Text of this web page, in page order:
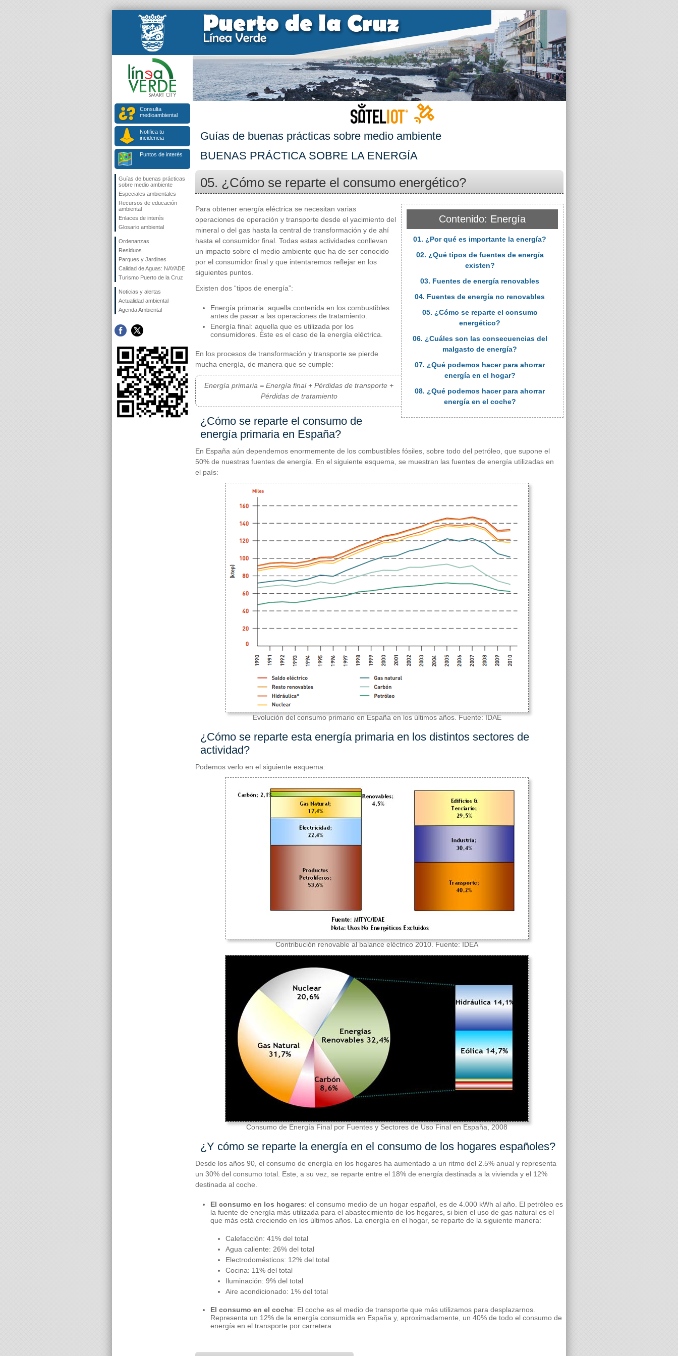
Consulta
medioambiental
Notifica tu
incidencia
Puntos de interés
Guías de buenas prácticas
sobre medio ambiente
Especiales ambientales
Recursos de educación
ambiental
Enlaces de interés
Glosario ambiental
Ordenanzas
Residuos
Parques y Jardines
Calidad de Aguas: NAYADE
Turismo Puerto de la Cruz
Noticias y alertas
Actualidad ambiental
Agenda Ambiental
Guías de buenas prácticas sobre medio ambiente
BUENAS PRÁCTICA SOBRE LA ENERGÍA
05. ¿Cómo se reparte el consumo energético?
Contenido: Energía
01. ¿Por qué es importante la energía?
02. ¿Qué tipos de fuentes de energía
existen?
03. Fuentes de energía renovables
04. Fuentes de energía no renovables
05. ¿Cómo se reparte el consumo
energético?
06. ¿Cuáles son las consecuencias del
malgasto de energía?
07. ¿Qué podemos hacer para ahorrar
energía en el hogar?
08. ¿Qué podemos hacer para ahorrar
energía en el coche?
Para obtener energía eléctrica se necesitan varias
operaciones de operación y transporte desde el yacimiento del
mineral o del gas hasta la central de transformación y de ahí
hasta el consumidor final. Todas estas actividades conllevan
un impacto sobre el medio ambiente que ha de ser conocido
por el consumidor final y que intentaremos reflejar en los
siguientes puntos.
Existen dos “tipos de energía”:
Energía primaria: aquella contenida en los combustibles
antes de pasar a las operaciones de tratamiento.
Energía final: aquella que es utilizada por los
consumidores. Éste es el caso de la energía eléctrica.
En los procesos de transformación y transporte se pierde
mucha energía, de manera que se cumple:
Energía primaria = Energía final + Pérdidas de transporte +
Pérdidas de tratamiento
¿Cómo se reparte el consumo de
energía primaria en España?
En España aún dependemos enormemente de los combustibles fósiles, sobre todo del petróleo, que supone el
50% de nuestras fuentes de energía. En el siguiente esquema, se muestran las fuentes de energía utilizadas en
el país:
Evolución del consumo primario en España en los últimos años. Fuente: IDAE
¿Cómo se reparte esta energía primaria en los distintos sectores de
actividad?
Podemos verlo en el siguiente esquema:
Contribución renovable al balance eléctrico 2010. Fuente: IDEA
Consumo de Energía Final por Fuentes y Sectores de Uso Final en España, 2008
¿Y cómo se reparte la energía en el consumo de los hogares españoles?
Desde los años 90, el consumo de energía en los hogares ha aumentado a un ritmo del 2.5% anual y representa
un 30% del consumo total. Este, a su vez, se reparte entre el 18% de energía destinada a la vivienda y el 12%
destinada al coche.
El consumo en los hogares: el consumo medio de un hogar español, es de 4.000 kWh al año. El petróleo es
la fuente de energía más utilizada para el abastecimiento de los hogares, si bien el uso de gas natural es el
que más está creciendo en los últimos años. La energía en el hogar, se reparte de la siguiente manera:
Calefacción: 41% del total
Agua caliente: 26% del total
Electrodomésticos: 12% del total
Cocina: 11% del total
Iluminación: 9% del total
Aire acondicionado: 1% del total
El consumo en el coche: El coche es el medio de transporte que más utilizamos para desplazarnos.
Representa un 12% de la energía consumida en España y, aproximadamente, un 40% de todo el consumo de
energía en el transporte por carretera.